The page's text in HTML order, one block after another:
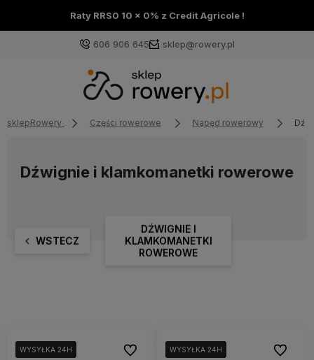
Raty RRS0 10 x 0% z Credit Agricole !
606 906 645 sklep@rowery.pl
sklepRowery Części rowerowe Napęd rowerowy
Dźwignie i klamkomanetki rowerowe
WSTECZ
DŹWIGNIE I
KLAMKOMANETKI
ROWEROWE
WYSYŁKA 24H
WYSYŁKA 24H
WYSYŁKA 24H Do ulubionychWYSYŁKA 24H
WYSYŁKA 24H
WYSYŁKA 24H Do